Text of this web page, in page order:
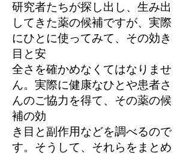
研究者たちが探し出し、生み出
してきた薬の候補ですが、実際
にひとに使ってみて、その効き
目と安
全さを確かめなくてはなりませ
ん。実際に健康なひとや患者さ
んのご協力を得て、その薬の候
補の効
き目と副作用などを調べるので
す。そうして、それらをまとめ